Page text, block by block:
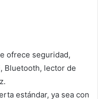
ofrece seguridad,
Bluetooth, lector de
estándar, ya sea con